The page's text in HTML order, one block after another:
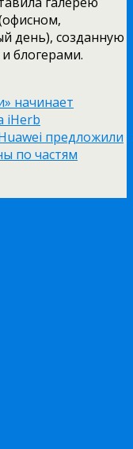
день), созданную
блогерами.
начинает
iHerb
предложили
по частям